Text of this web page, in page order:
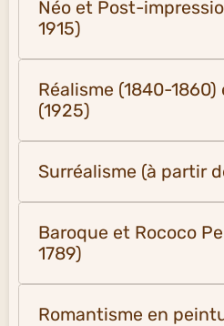
Néo et Post-
1915)
Réalisme (1840-
(1925)
Surréalisme (à partir
Baroque et Rococo
1789)
Romantisme en